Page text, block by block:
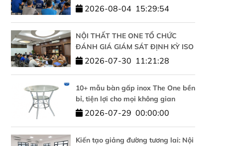
2026-08-04 15:29:54
NỘI THẤT THE ONE TỔ CHỨC
ĐÁNH GIÁ GIÁM SÁT ĐỊNH KỲ ISO
9001 VÀ ISO 14001: KHẲNG ĐỊNH
2026-07-30 11:21:28
10+ mẫu bàn gấp inox The One bền
bỉ, tiện lợi cho mọi không gian
2026-07-29 00:00:00
Kiến tạo giảng đường tương lai: Nội